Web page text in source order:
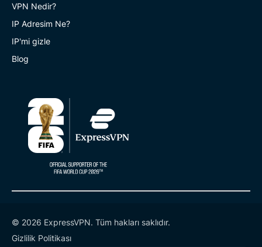
VPN Nedir?
IP Adresim Ne?
IP'mi gizle
Blog
© 2026 ExpressVPN. Tüm hakları saklıdır.
Gizlilik Politikası